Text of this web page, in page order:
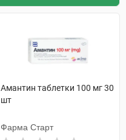
Амантин таблетки 100 мг 30
шт
Фарма Старт